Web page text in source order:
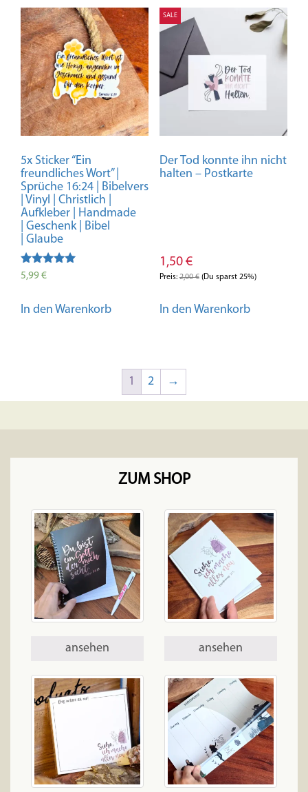
5x Sticker “Ein
freundliches Wort” |
Sprüche 16:24 | Bibelvers
| Vinyl | Christlich |
Aufkleber | Handmade
| Geschenk | Bibel
| Glaube
Bewertet mit
5,99€
In den Warenkorb
SALE
Der Tod konnte ihn nicht
halten – Postkarte
1,50 €
Preis:2,00€(Du sparst 25%)
In den Warenkorb
1 2 →
ZUM SHOP
ansehen ansehen